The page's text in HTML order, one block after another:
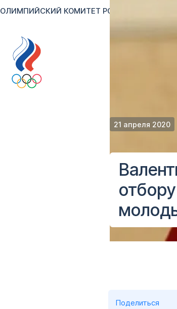
ОЛИМПИЙСКИЙ КОМИТЕТ РОССИИ
21 апреля 2020
Поделиться